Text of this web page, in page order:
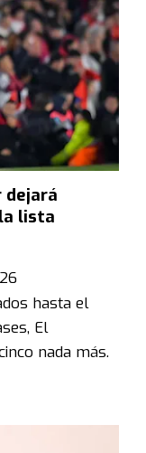
dejará
lista
hasta el
El
nada más.